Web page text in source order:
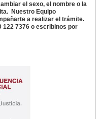
el sexo, el nombre o la
Nuestro Equipo
a realizar el trámite.
122 7376 o escribinos por